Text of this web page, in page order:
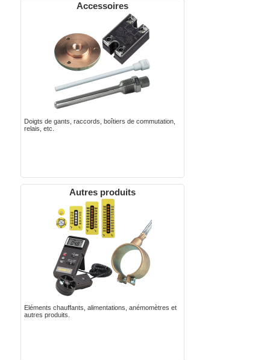
Accessoires
Doigts de gants, raccords, boîtiers de commutation,
relais, etc.
Autres produits
Eléments chauffants, alimentations, anémomètres et
autres produits.